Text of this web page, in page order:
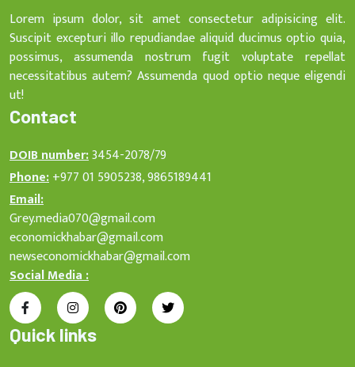
Lorem ipsum dolor, sit amet consectetur adipisicing elit.
Suscipit excepturi illo repudiandae aliquid ducimus optio quia,
possimus, assumenda nostrum fugit voluptate repellat
necessitatibus autem? Assumenda quod optio neque eligendi
ut!
Contact
DOIB number:3454-2078/79
Phone:+977 01 5905238, 9865189441
Email:
Grey.media070@gmail.com
economickhabar@gmail.com
newseconomickhabar@gmail.com
Social Media :
Quick links